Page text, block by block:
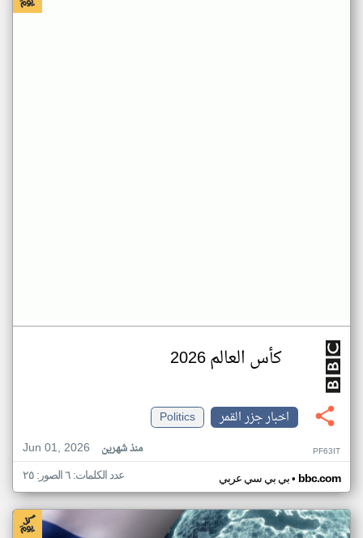
كأس العالم 2026
اخبار جزر القمر
Politics
Jun 01, 2026
منذ شهرين PF63IT
بي بي سي عربي• bbc.com عدد الكلمات: ٦ الصور: ٢٥